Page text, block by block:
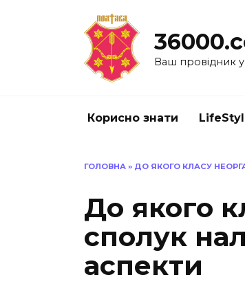
Ваш провідник
Корисно знати
ГОЛОВНА » ДО ЯКОГО КЛАСУ
До якого
сполук
аспекти